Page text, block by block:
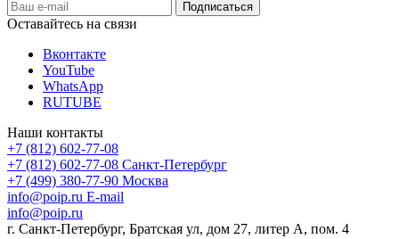
Оставайтесь на связи
Вконтакте
YouTube
WhatsApp
RUTUBE
Наши контакты
+7 (812) 602-77-08
+7 (812) 602-77-08 Санкт-Петербург
+7 (499) 380-77-90 Москва
info@poip.ru E-mail
info@poip.ru
г. Санкт-Петербург, Братская ул, дом 27, литер А, пом. 4